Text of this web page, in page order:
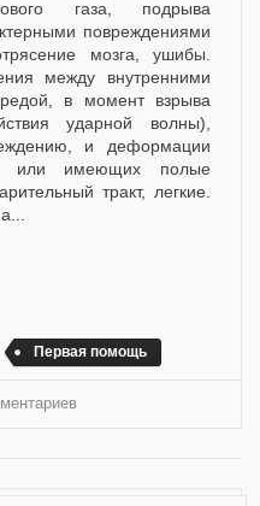
газа, подрыва
повреждениями
мозга, ушибы.
между внутренними
в момент взрыва
ударной волны),
и деформации
или имеющих полые
тракт, легкие.
Первая помощь